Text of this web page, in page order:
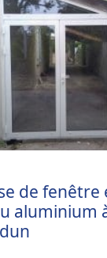
de fenêtre
aluminium